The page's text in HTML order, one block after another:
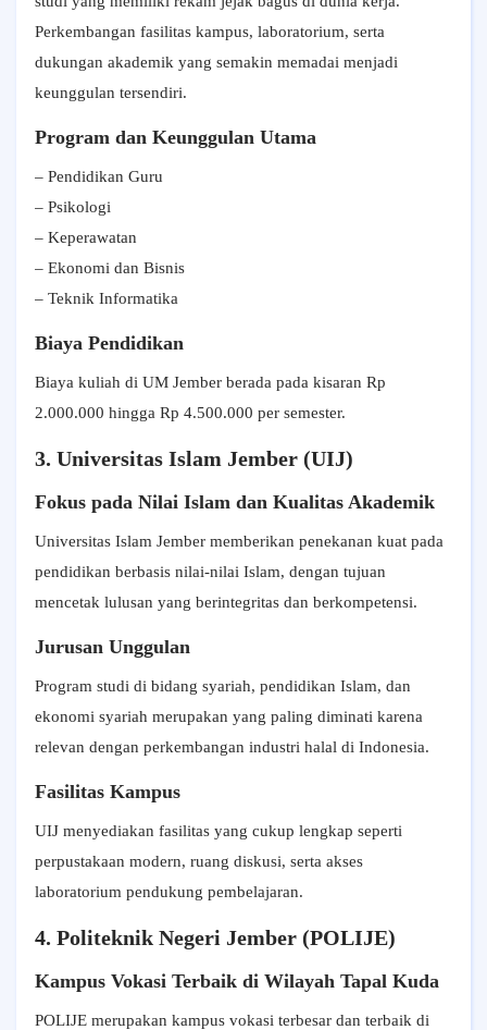
Perkembangan fasilitas kampus, laboratorium, serta
dukungan akademik yang semakin memadai menjadi
keunggulan tersendiri.
Program dan Keunggulan Utama
– Pendidikan Guru
– Psikologi
– Keperawatan
– Ekonomi dan Bisnis
– Teknik Informatika
Biaya Pendidikan
Biaya kuliah di UM Jember berada pada kisaran Rp
2.000.000 hingga Rp 4.500.000 per semester.
3. Universitas Islam Jember (UIJ)
Fokus pada Nilai Islam dan Kualitas Akademik
Universitas Islam Jember memberikan penekanan kuat pada
pendidikan berbasis nilai-nilai Islam, dengan tujuan
mencetak lulusan yang berintegritas dan berkompetensi.
Jurusan Unggulan
Program studi di bidang syariah, pendidikan Islam, dan
ekonomi syariah merupakan yang paling diminati karena
relevan dengan perkembangan industri halal di Indonesia.
Fasilitas Kampus
UIJ menyediakan fasilitas yang cukup lengkap seperti
perpustakaan modern, ruang diskusi, serta akses
laboratorium pendukung pembelajaran.
4. Politeknik Negeri Jember (POLIJE)
Kampus Vokasi Terbaik di Wilayah Tapal Kuda
POLIJE merupakan kampus vokasi terbesar dan terbaik di